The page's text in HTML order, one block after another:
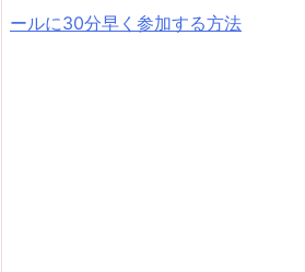
ールに30分早く参加する方法